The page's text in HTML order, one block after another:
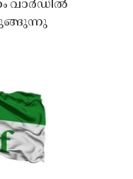
വാർഡിൽ